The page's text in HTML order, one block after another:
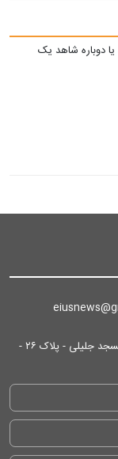
یا دوباره شاهد یک
آدرس: تهران/ انتهای خیابان ایرانشهر - پایین تر از مسجد جلیلی - پلاک ۲۶ -